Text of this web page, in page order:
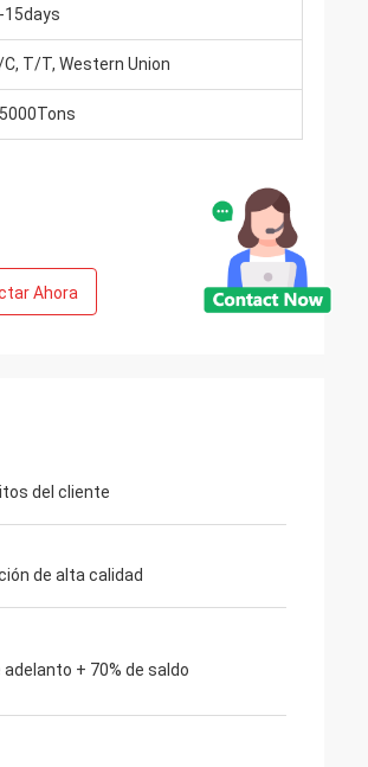
15days
C, T/T, Western Union
Ahora
del cliente
de alta calidad
adelanto + 70% de saldo